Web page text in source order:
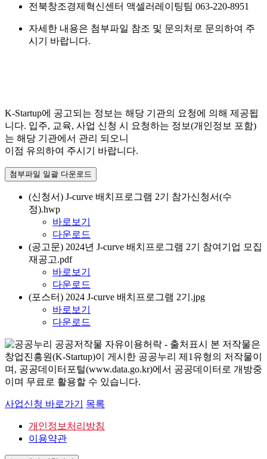
전북창조경제혁신센터 액셀러레이팅팀 063-220-8951
자세한 내용은 첨부파일 참조 및 문의처로 문의하여 주
시기 바랍니다.
K-Startup에 공고되는 정보는 해당 기관의 요청에 의해 제공됩
니다. 입주, 교육, 사업 신청 시 요청하는 정보(개인정보 포함)
는 해당 기관에서 관리 되오니
이점 유의하여 주시기 바랍니다.
첨부파일 일괄 다운로드
(신청서) J-curve 배치프로그램 2기 참가신청서(수
정).hwp
바로보기
다운로드
(공고문) 2024년 J-curve 배치프로그램 2기 참여기업 모집
재공고.pdf
바로보기
다운로드
(포스터) 2024 J-curve 배치프로그램 2기.jpg
바로보기
다운로드
본 저작물은
창업진흥원(K-Startup)이 게시한 공공누리 제1유형의 저작물이
며, 공공데이터포털(www.data.go.kr)에서 공공데이터로 개방중
이며 무료로 활용할 수 있습니다.
사업신청 바로가기 목록
개인정보처리방침
이용약관